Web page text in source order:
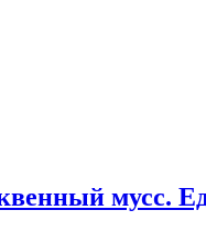
мусс.